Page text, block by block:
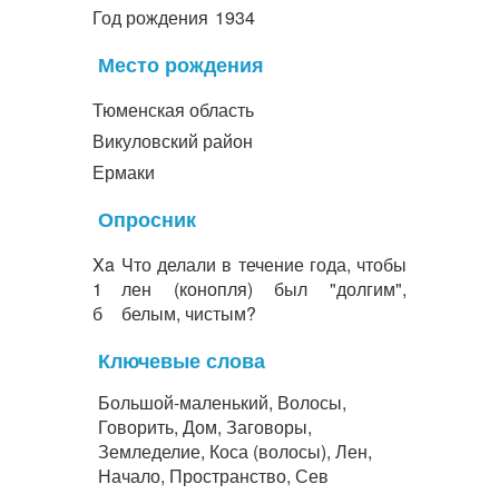
Год рождения 1934
Место рождения
Тюменская область
Викуловский район
Ермаки
Опросник
Xa
1
б
Что делали в течение года, чтобы
лен (конопля) был "долгим",
белым, чистым?
Ключевые слова
Большой-маленький, Волосы,
Говорить, Дом, Заговоры,
Земледелие, Коса (волосы), Лен,
Начало, Пространство, Сев